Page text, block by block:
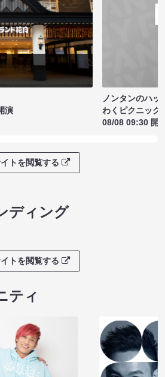
演
ノンタンのハッ
わくピクニック
08/08 09:30 開
トを閲覧する
ディング
トを閲覧する
ティ